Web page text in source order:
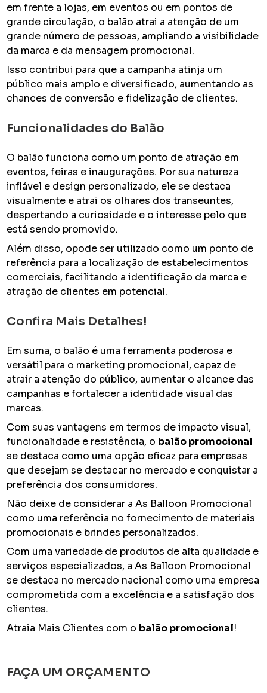
em frente a lojas, em eventos ou em pontos de
grande circulação, o balão atrai a atenção de um
grande número de pessoas, ampliando a visibilidade
da marca e da mensagem promocional.
Isso contribui para que a campanha atinja um
público mais amplo e diversificado, aumentando as
chances de conversão e fidelização de clientes.
Funcionalidades do Balão
O balão funciona como um ponto de atração em
eventos, feiras e inaugurações. Por sua natureza
inflável e design personalizado, ele se destaca
visualmente e atrai os olhares dos transeuntes,
despertando a curiosidade e o interesse pelo que
está sendo promovido.
Além disso, opode ser utilizado como um ponto de
referência para a localização de estabelecimentos
comerciais, facilitando a identificação da marca e
atração de clientes em potencial.
Confira Mais Detalhes!
Em suma, o balão é uma ferramenta poderosa e
versátil para o marketing promocional, capaz de
atrair a atenção do público, aumentar o alcance das
campanhas e fortalecer a identidade visual das
marcas.
Com suas vantagens em termos de impacto visual,
funcionalidade e resistência, o balão promocional
se destaca como uma opção eficaz para empresas
que desejam se destacar no mercado e conquistar a
preferência dos consumidores.
Não deixe de considerar a As Balloon Promocional
como uma referência no fornecimento de materiais
promocionais e brindes personalizados.
Com uma variedade de produtos de alta qualidade e
serviços especializados, a As Balloon Promocional
se destaca no mercado nacional como uma empresa
comprometida com a excelência e a satisfação dos
clientes.
Atraia Mais Clientes com o balão promocional!
FAÇA UM ORÇAMENTO